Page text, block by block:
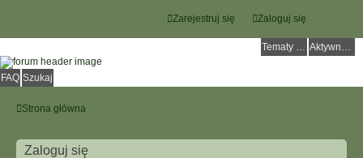
Zaloguj się
Zarejestruj się
Tematy bez odpowiedzi Aktywne tematy
FAQ Szukaj
Strona główna
Zaloguj się